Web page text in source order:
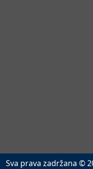
Sva prava zadržana ©